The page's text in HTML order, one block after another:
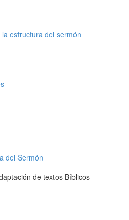
estructura del sermón
del Sermón
de textos Bíblicos